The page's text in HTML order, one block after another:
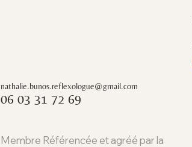
nathalie.bunos.reflexologue@gmail.com
06 03 31 72 69
Membre Référencée et agréé par la